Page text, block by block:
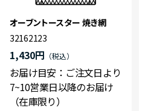
オーブントースター 焼き網
32162123
1,430円
お届け目安：ご注文日より
7~10営業日以降のお届け
（在庫限り）